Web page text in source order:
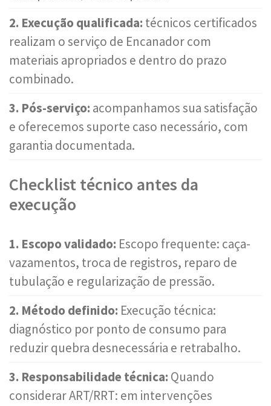
2. Execução qualificada: técnicos certificados
realizam o serviço de Encanador com
materiais apropriados e dentro do prazo
combinado.
3. Pós-serviço: acompanhamos sua satisfação
e oferecemos suporte caso necessário, com
garantia documentada.
Checklist técnico antes da
execução
1. Escopo validado: Escopo frequente: caça-
vazamentos, troca de registros, reparo de
tubulação e regularização de pressão.
2. Método definido: Execução técnica:
diagnóstico por ponto de consumo para
reduzir quebra desnecessária e retrabalho.
3. Responsabilidade técnica: Quando
considerar ART/RRT: em intervenções